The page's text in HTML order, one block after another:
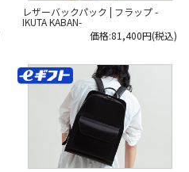
レザーバックパック | フラップ -
IKUTA KABAN-
価格:81,400円(税込)